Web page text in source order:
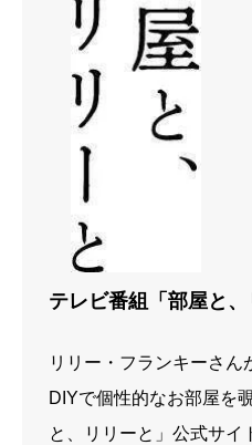
テレビ番組「部屋と
リリー・フランキーさん
DIYで個性的なお部屋を
と、リリーと」公式サイ